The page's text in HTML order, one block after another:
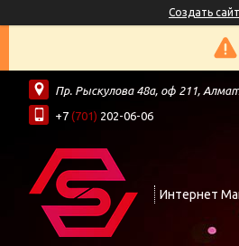
Создать сайт
Пр. Рыскулова 48а, оф 211,
+7 (701) 202-06-06
Интернет